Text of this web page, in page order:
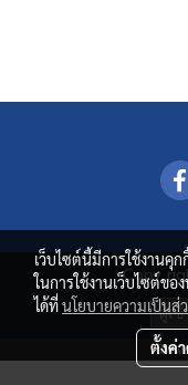
Copy
ผู้เ
เว็บไซต์นี้มีการใช้งานคุ
ในการใช้งานเว็บไซต์ข
ได้ที่นโยบายความเป็นส่
ตั้งค่